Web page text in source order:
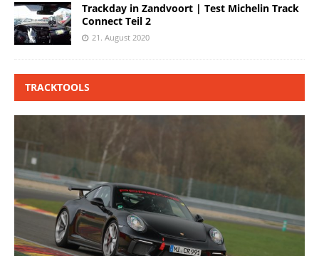
Trackday in Zandvoort | Test Michelin Track
Connect Teil 2
21. August 2020
TRACKTOOLS